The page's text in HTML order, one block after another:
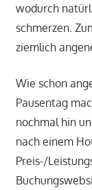
wodurch
schmerzen.
ziemlich
Wie schon
Pausentag
nochmal hin
nach einem
Preis-/